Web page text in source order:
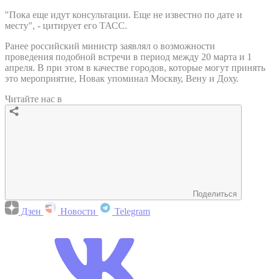
"Пока еще идут консультации. Еще не известно по дате и
месту", - цитирует его ТАСС.
Ранее российский министр заявлял о возможности
проведения подобной встречи в период между 20 марта и 1
апреля. В при этом в качестве городов, которые могут принять
это мероприятие, Новак упоминал Москву, Вену и Доху.
Читайте нас в
Поделиться
Дзен Новости Telegram